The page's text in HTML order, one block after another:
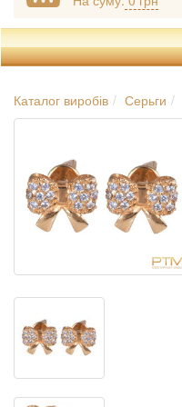
Каталог виробів Серьги